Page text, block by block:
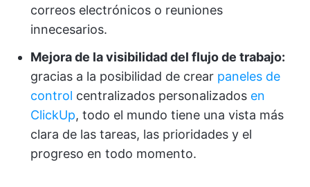
correos electrónicos o reuniones
innecesarios.
Mejora de la visibilidad del flujo de trabajo:
gracias a la posibilidad de crear paneles de
control centralizados personalizados en
ClickUp, todo el mundo tiene una vista más
clara de las tareas, las prioridades y el
progreso en todo momento.